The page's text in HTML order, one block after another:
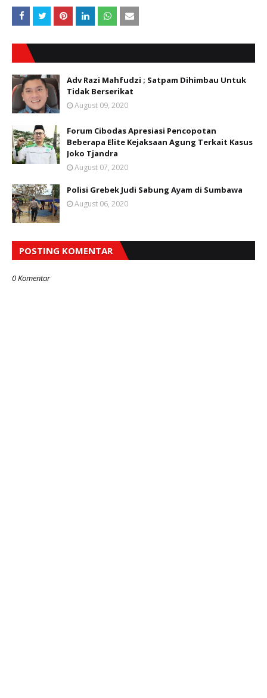
Adv Razi Mahfudzi ; Satpam Dihimbau Untuk
Tidak Berserikat
August 09, 2020
Forum Cibodas Apresiasi Pencopotan
Beberapa Elite Kejaksaan Agung Terkait Kasus
Joko Tjandra
August 07, 2020
Polisi Grebek Judi Sabung Ayam di Sumbawa
August 06, 2020
POSTING KOMENTAR
0 Komentar